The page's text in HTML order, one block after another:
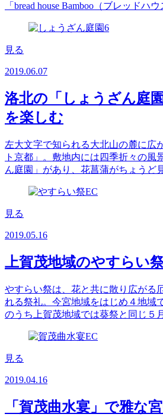
「bread house Bamboo（ブレッドハ
見る
2019.06.07
洛北の「しょうざん庭
を楽しむ
左大文字で知られる大北山の麓に広
ト京都」。敷地内には四季折々の風
ん庭園」があり、花菖蒲がちょうど
見る
2019.05.16
上賀茂地域のやすらい
やすらい祭は、花と共に散り広がる
れる祭礼。今宮地域をはじめ４地域
のうち上賀茂地域では葵祭と同じ５
見る
2019.04.16
「賀茂曲水宴」で雅な